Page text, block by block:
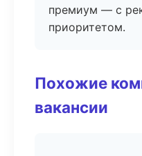
премиум — с
приоритетом.
Похожие
вакансии